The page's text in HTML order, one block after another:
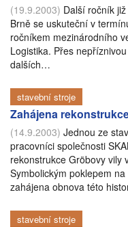
(19.9.2003) Další ročník
Brně se uskuteční v
ročníkem mezinárodního
Logistika. Přes
dalších…
stavební stroje
Zahájena
(14.9.2003) Jednou ze
pracovníci společnosti
rekonstrukce Gröbovy vily
Symbolickým poklepem
zahájena obnova této
stavební stroje